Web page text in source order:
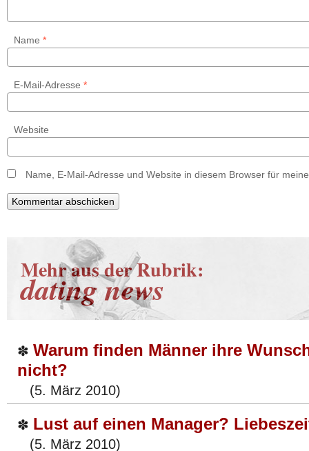
Name *
E-Mail-Adresse *
Website
Name, E-Mail-Adresse und Website in diesem Browser für
Mehr aus der Rubrik:
dating news
✽ Warum finden Männer ihre
nicht?
(5. März 2010)
✽ Lust auf einen Manager?
(5. März 2010)